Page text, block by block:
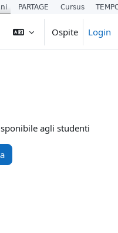
Ospite Login
agli studenti
PARTAGE Cursus